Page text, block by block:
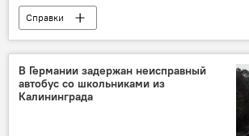
Справки
В Германии задержан неисправный
автобус со школьниками из
Калининграда‍